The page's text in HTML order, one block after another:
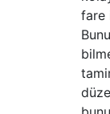
fare